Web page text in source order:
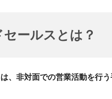
ールスとは？
、非対面での営業活動を行